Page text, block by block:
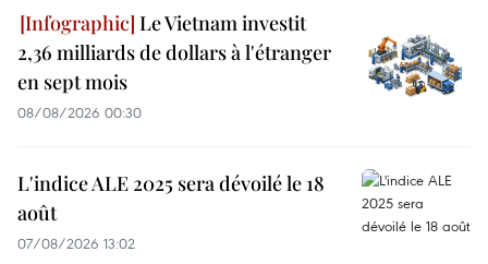
Le Vietnam investit
2,36 milliards de dollars à l'étranger
en sept mois
08/08/2026 00:30
L'indice ALE 2025 sera dévoilé le 18
août
07/08/2026 13:02